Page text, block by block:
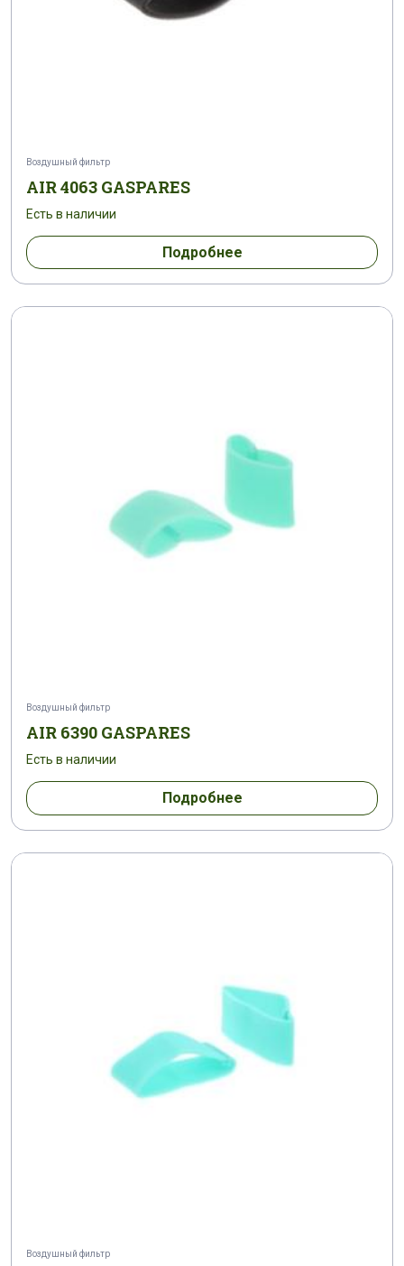
Воздушный фильтр
AIR 4063 GASPARES
Есть в наличии
Подробнее
Воздушный фильтр
AIR 6390 GASPARES
Есть в наличии
Подробнее
Воздушный фильтр